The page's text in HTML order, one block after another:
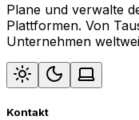
Plane und verwalte
Plattformen. Von
Unternehmen
Kontakt